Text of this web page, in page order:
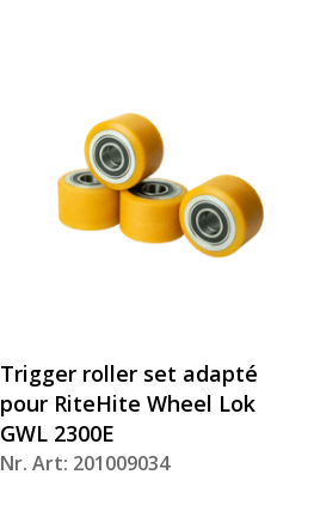
Trigger roller set adapté
pour RiteHite Wheel Lok
GWL 2300E
Nr. Art: 201009034